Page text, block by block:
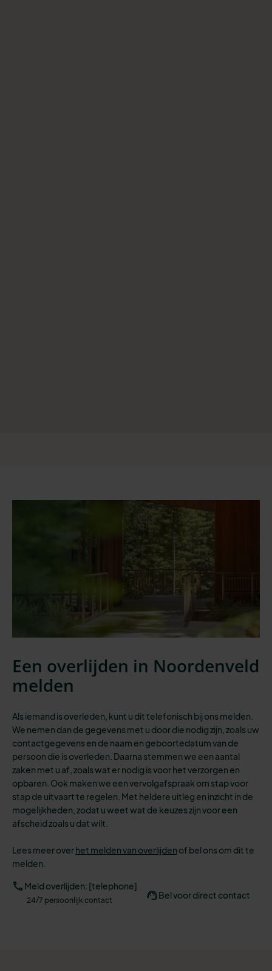
Een overlijden in Noordenveld
melden
Als iemand is overleden, kunt u dit telefonisch bij ons melden.
We nemen dan de gegevens met u door die nodig zijn, zoals uw
contactgegevens en de naam en geboortedatum van de
persoon die is overleden. Daarna stemmen we een aantal
zaken met u af, zoals wat er nodig is voor het verzorgen en
opbaren. Ook maken we een vervolgafspraak om stap voor
stap de uitvaart te regelen. Met heldere uitleg en inzicht in de
mogelijkheden, zodat u weet wat de keuzes zijn voor een
afscheid zoals u dat wilt.
Lees meer overhet melden van overlijden of bel ons om dit te
melden.
Meld overlijden: [telephone]
24/7 persoonlijk contact Bel voor direct contact